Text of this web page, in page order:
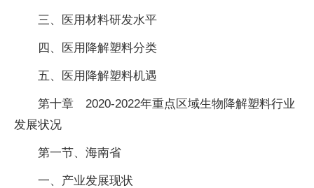
三、医用材料研发水平
四、医用降解塑料分类
五、医用降解塑料机遇
第十章 2020-2022年重点区域生物降解塑料行业
发展状况
第一节、海南省
一、产业发展现状